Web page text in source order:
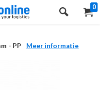
0
- PP
Meer informatie